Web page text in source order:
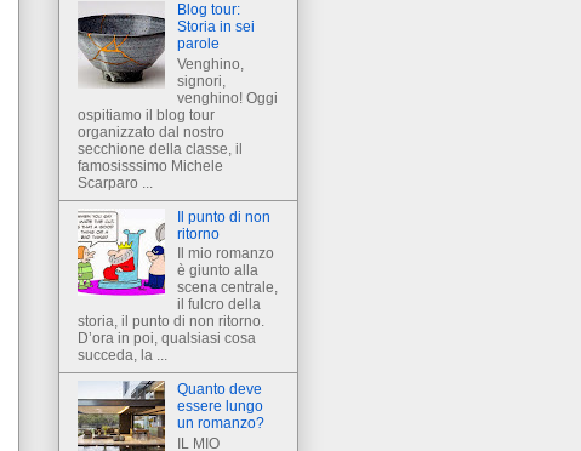
Blog tour:
Storia in sei
parole
Venghino,
signori,
venghino! Oggi
ospitiamo il blog tour
organizzato dal nostro
secchione della classe, il
famosisssimo Michele
Scarparo ...
Il punto di non
ritorno
Il mio romanzo
è giunto alla
scena centrale,
il fulcro della
storia, il punto di non ritorno.
D’ora in poi, qualsiasi cosa
succeda, la ...
Quanto deve
essere lungo
un romanzo?
IL MIO